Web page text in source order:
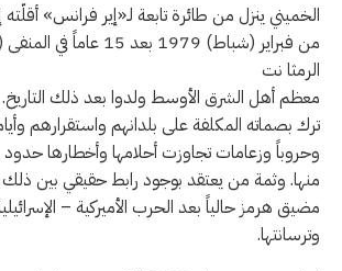
الخميني ينزل من طائرة تابعة لـ«إير فرانس»
من فبراير (شباط) 1979 بعد 15 عاماً في المنفى (غيتي)
الرمثا نت
معظم أهل الشرق الأوسط ولدوا بعد ذلك
ترك بصماته المكلفة على بلدانهم واستقرارهم
وحروباً وزعامات تجاوزت أحلامها وأخطارها حدود
منها. وثمة من يعتقد بوجود رابط حقيقي بين ذلك
مضيق هرمز حالياً بعد الحرب الأميركية –
وترسانتها.